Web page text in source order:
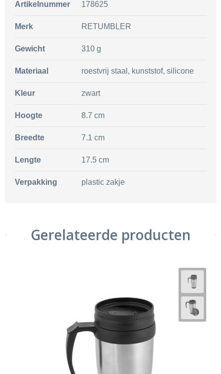
Artikelnummer 178625
Merk RETUMBLER
Gewicht 310 g
Materiaal roestvrij staal, kunststof, silicone
Kleur zwart
Hoogte 8.7 cm
Breedte 7.1 cm
Lengte 17.5 cm
Verpakking plastic zakje
Gerelateerde producten